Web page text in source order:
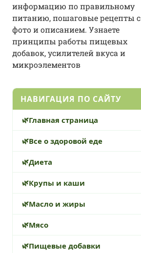
информацию по правильному
питанию, пошаговые рецепты с
фото и описанием. Узнаете
принципы работы пищевых
добавок, усилителей вкуса и
микроэлементов
НАВИГАЦИЯ ПО САЙТУ
Главная страница
Все о здоровой еде
Диета
Крупы и каши
Масло и жиры
Мясо
Пищевые добавки